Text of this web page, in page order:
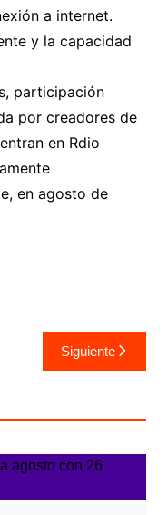
a internet.
y la capacidad
participación
por creadores de
en Rdio
en agosto de
Siguiente